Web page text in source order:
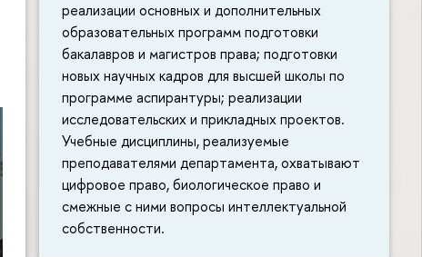
реализации основных и дополнительных
образовательных программ подготовки
бакалавров и магистров права; подготовки
новых научных кадров для высшей школы по
программе аспирантуры; реализации
исследовательских и прикладных проектов.
Учебные дисциплины, реализуемые
преподавателями департамента, охватывают
цифровое право, биологическое право и
смежные с ними вопросы интеллектуальной
собственности.